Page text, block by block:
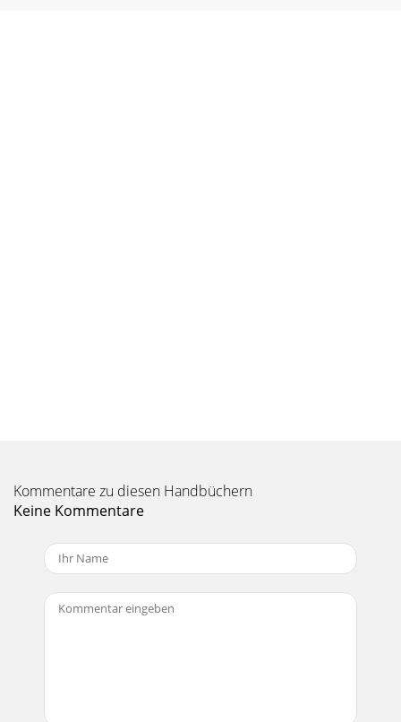
Reverse, Mode 1, Mode
Manual-7Crossfader Response showing eect of Reverse,
Mode 1, Mode 2, and Contour controls.Crossfader Response
Kommentare zu diesen Handbüchern
Keine Kommentare